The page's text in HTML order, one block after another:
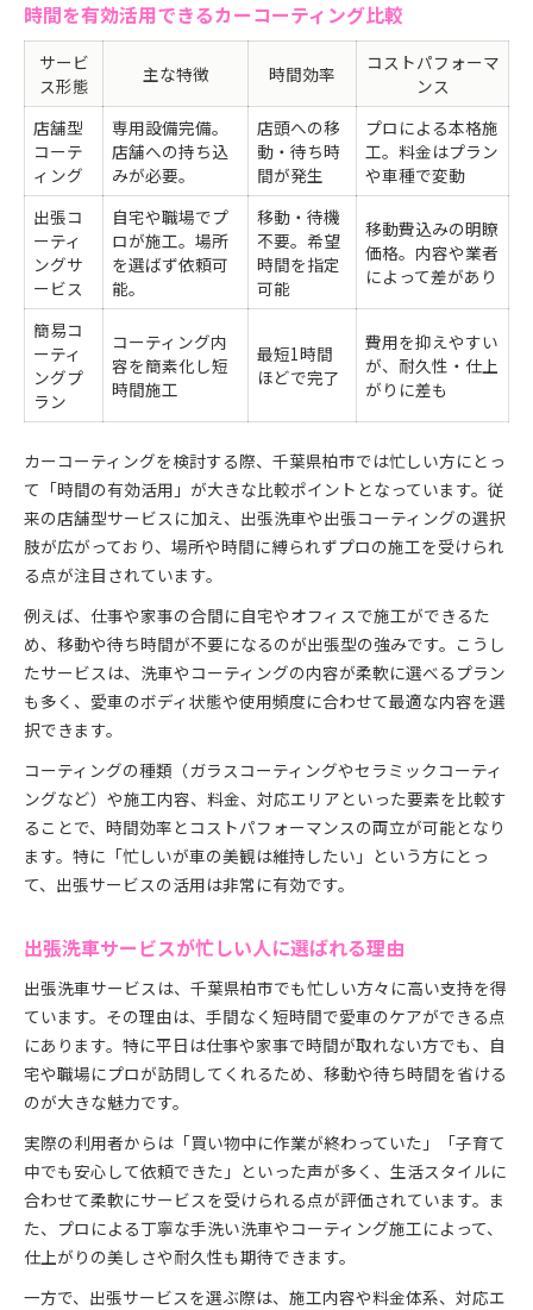
時間を有効活用できるカーコーティング比較
サービ
ス形態
主な特徴 時間効率
コストパフォーマ
ンス
店舗型
コーテ
ィング
専用設備完備。
店舗への持ち込
みが必要。
店頭への移
動・待ち時
間が発生
プロによる本格施
工。料金はプラン
や車種で変動
出張コ
ーティ
ングサ
ービス
自宅や職場でプ
ロが施工。場所
を選ばず依頼可
能。
移動・待機
不要。希望
時間を指定
可能
移動費込みの明瞭
価格。内容や業者
によって差があり
簡易コ
ーティ
ングプ
ラン
コーティング内
容を簡素化し短
時間施工
最短1時間
ほどで完了
費用を抑えやすい
が、耐久性・仕上
がりに差も
カーコーティングを検討する際、千葉県柏市では忙しい方にとっ
て「時間の有効活用」が大きな比較ポイントとなっています。従
来の店舗型サービスに加え、出張洗車や出張コーティングの選択
肢が広がっており、場所や時間に縛られずプロの施工を受けられ
る点が注目されています。
例えば、仕事や家事の合間に自宅やオフィスで施工ができるた
め、移動や待ち時間が不要になるのが出張型の強みです。こうし
たサービスは、洗車やコーティングの内容が柔軟に選べるプラン
も多く、愛車のボディ状態や使用頻度に合わせて最適な内容を選
択できます。
コーティングの種類（ガラスコーティングやセラミックコーティ
ングなど）や施工内容、料金、対応エリアといった要素を比較す
ることで、時間効率とコストパフォーマンスの両立が可能となり
ます。特に「忙しいが車の美観は維持したい」という方にとっ
て、出張サービスの活用は非常に有効です。
出張洗車サービスが忙しい人に選ばれる理由
出張洗車サービスは、千葉県柏市でも忙しい方々に高い支持を得
ています。その理由は、手間なく短時間で愛車のケアができる点
にあります。特に平日は仕事や家事で時間が取れない方でも、自
宅や職場にプロが訪問してくれるため、移動や待ち時間を省ける
のが大きな魅力です。
実際の利用者からは「買い物中に作業が終わっていた」「子育て
中でも安心して依頼できた」といった声が多く、生活スタイルに
合わせて柔軟にサービスを受けられる点が評価されています。ま
た、プロによる丁寧な手洗い洗車やコーティング施工によって、
仕上がりの美しさや耐久性も期待できます。
一方で、出張サービスを選ぶ際は、施工内容や料金体系、対応エ